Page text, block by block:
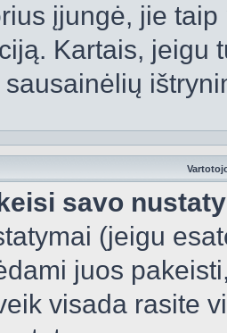
įjungė, jie
Kartais, jeigu
savo
(jeigu
juos
visada rasite